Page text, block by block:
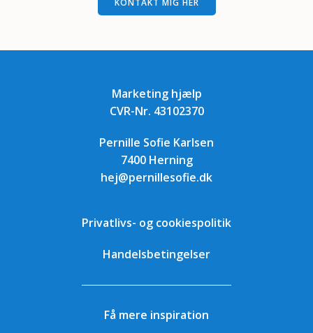
KONTAKT MIG HER
Marketing hjælp
CVR-Nr. 43102370
Pernille Sofie Karlsen
7400 Herning
hej@pernillesofie.dk
Privatlivs- og cookiespolitik
Handelsbetingelser
Få mere inspiration